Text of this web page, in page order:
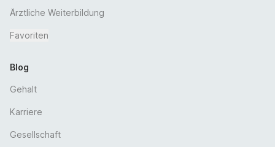
flachen Hierarchien
Vielfältige Angebote im Rahmen des betriebl.
Gesundheitsmanagements, wie Gesundheitstage,
Vergünstigungen in der Region sowie bei namhaften
Kollegiale und engagierte Kollegen unterstützen Sie
bei der Einarbeitung + gute Ausbildung im
Assistenzärzte/-ärztinnen)
Ärztliche Weiterbildung
Favoriten
Blog
Gehalt
Karriere
Gesellschaft